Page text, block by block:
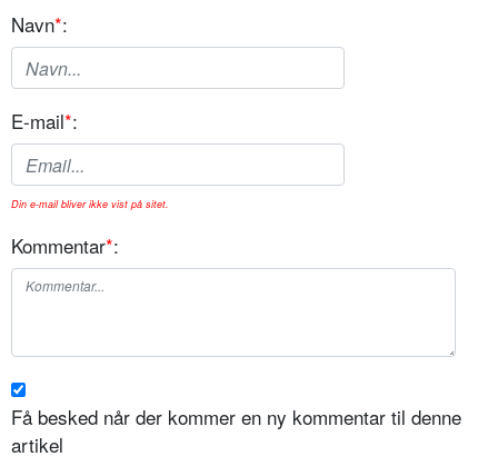
Navn*:
E-mail*:
Din e-mail bliver ikke vist på sitet.
Kommentar*:
Få besked når der kommer en ny kommentar til denne
artikel